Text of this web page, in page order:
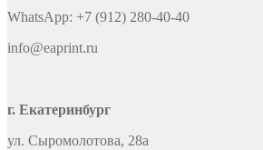
WhatsApp: +7 (912) 280-40-40
info@eaprint.ru
г. Екатеринбург
ул. Сыромолотова, 28а